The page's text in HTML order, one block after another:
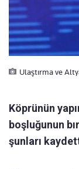
Ulaştırma ve
Köprünün
boşluğunun
şunları